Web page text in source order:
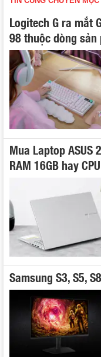
Logitech G ra mắt
98 thuộc dòng sản
Mua Laptop ASUS
RAM 16GB hay
Samsung S3, S5,